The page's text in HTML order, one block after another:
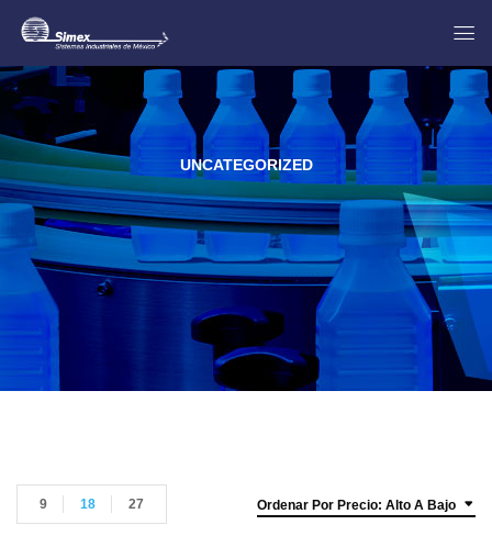
UNCATEGORIZED
Ordenar Por Precio: Alto A Bajo
9 18 27